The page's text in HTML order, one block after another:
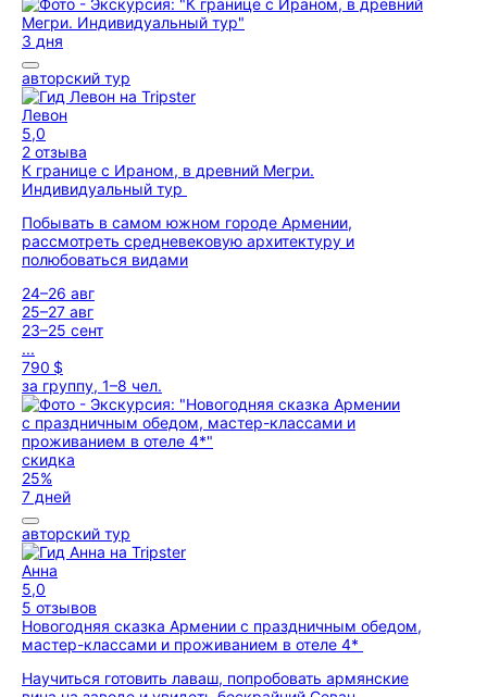
3 дня
авторский тур
Левон
5,0
2 отзыва
К границе с Ираном, в древний Мегри.
Индивидуальный тур
Побывать в самом южном городе Армении,
рассмотреть средневековую архитектуру и
полюбоваться видами
24–26 авг
25–27 авг
23–25 сент
...
790 $
за группу, 1–8 чел.
скидка
25%
7 дней
авторский тур
Анна
5,0
5 отзывов
Новогодняя сказка Армении с праздничным обедом,
мастер-классами и проживанием в отеле 4*
Научиться готовить лаваш, попробовать армянские